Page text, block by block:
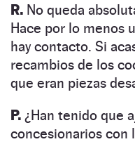
R. No queda
Hace por lo menos
hay contacto. Si
recambios de los
que eran piezas
P. ¿Han tenido que
concesionarios con